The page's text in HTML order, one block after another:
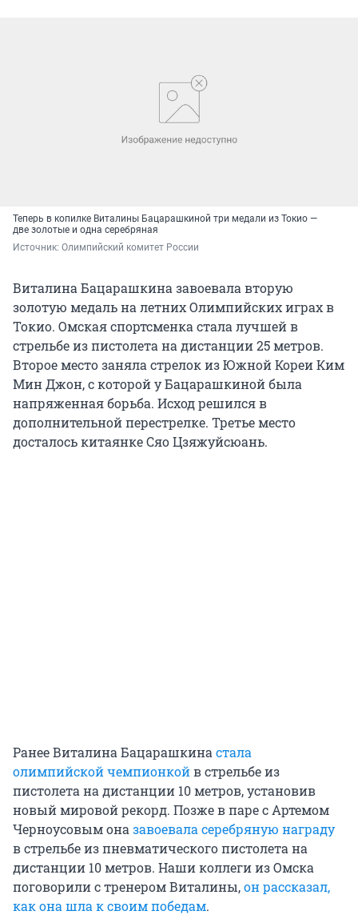
Теперь в копилке Виталины Бацарашкиной три медали из Токио —
две золотые и одна серебряная
Источник: Олимпийский комитет России
Виталина Бацарашкина завоевала вторую
золотую медаль на летних Олимпийских играх в
Токио. Омская спортсменка стала лучшей в
стрельбе из пистолета на дистанции 25 метров.
Второе место заняла стрелок из Южной Кореи Ким
Мин Джон, с которой у Бацарашкиной была
напряженная борьба. Исход решился в
дополнительной перестрелке. Третье место
досталось китаянке Сяо Цзяжуйсюань.
Ранее Виталина Бацарашкина стала
олимпийской чемпионкойв стрельбе из
пистолета на дистанции 10 метров, установив
новый мировой рекорд. Позже в паре с Артемом
Черноусовым она завоевала серебряную награду
в стрельбе из пневматического пистолета на
дистанции 10 метров. Наши коллеги из Омска
поговорили с тренером Виталины,он рассказал,
как она шла к своим победам.